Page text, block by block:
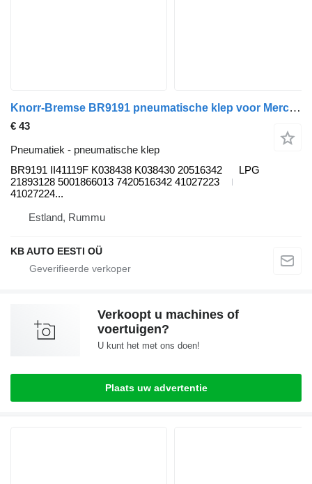
Knorr-Bremse BR9191 pneumatische klep voor Mercedes-Benz Econic (1998-2014) vrachtwagen
€ 43
Pneumatiek - pneumatische klep
BR9191 II41119F K038438 K038430 20516342
21893128 5001866013 7420516342 41027223
41027224...
LPG
Estland, Rummu
KB AUTO EESTI OÜ
Verkoopt u machines of
voertuigen?
U kunt het met ons doen!
Plaats uw advertentie